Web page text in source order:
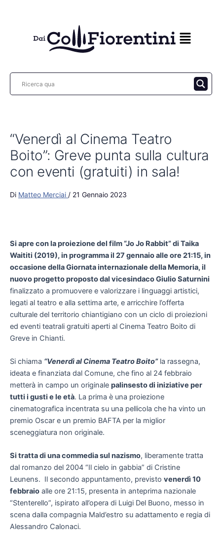
“Venerdì al Cinema Teatro
Boito”: Greve punta sulla cultura
con eventi (gratuiti) in sala!
Di Matteo Merciai / 21 Gennaio 2023
Si apre con la proiezione del film “Jo Jo Rabbit” di Taika
Waititi (2019), in programma il 27 gennaio alle ore 21:15, in
occasione della Giornata internazionale della Memoria, il
nuovo progetto proposto dal vicesindaco Giulio Saturnini
finalizzato a promuovere e valorizzare i linguaggi artistici,
legati al teatro e alla settima arte, e arricchire l’offerta
culturale del territorio chiantigiano con un ciclo di proiezioni
ed eventi teatrali gratuiti aperti al Cinema Teatro Boito di
Greve in Chianti.
Si chiama “Venerdì al Cinema Teatro Boito” la rassegna,
ideata e finanziata dal Comune, che fino al 24 febbraio
metterà in campo un originale palinsesto di iniziative per
tutti i gusti e le età. La prima è una proiezione
cinematografica incentrata su una pellicola che ha vinto un
premio Oscar e un premio BAFTA per la miglior
sceneggiatura non originale.
Si tratta di una commedia sul nazismo, liberamente tratta
dal romanzo del 2004 “Il cielo in gabbia” di Cristine
Leunens. Il secondo appuntamento, previsto venerdì 10
febbraio alle ore 21:15, presenta in anteprima nazionale
“Stenterello”, ispirato all’opera di Luigi Del Buono, messo in
scena dalla compagnia Mald’estro su adattamento e regia di
Alessandro Calonaci.